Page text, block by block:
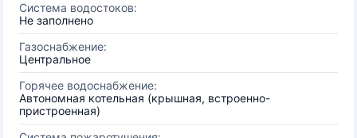
Система водостоков:
Не заполнено
Газоснабжение:
Центральное
Горячее водоснабжение:
Автономная котельная (крышная, встроенно-
пристроенная)